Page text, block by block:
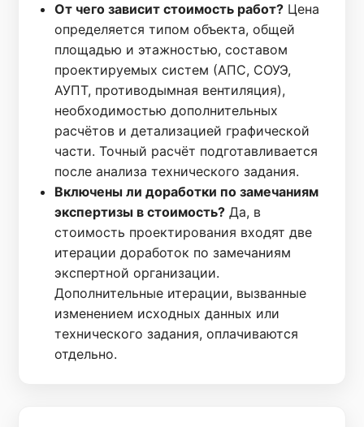
От чего зависит стоимость работ? Цена
определяется типом объекта, общей
площадью и этажностью, составом
проектируемых систем (АПС, СОУЭ,
АУПТ, противодымная вентиляция),
необходимостью дополнительных
расчётов и детализацией графической
части. Точный расчёт подготавливается
после анализа технического задания.
Включены ли доработки по замечаниям
экспертизы в стоимость? Да, в
стоимость проектирования входят две
итерации доработок по замечаниям
экспертной организации.
Дополнительные итерации, вызванные
изменением исходных данных или
технического задания, оплачиваются
отдельно.